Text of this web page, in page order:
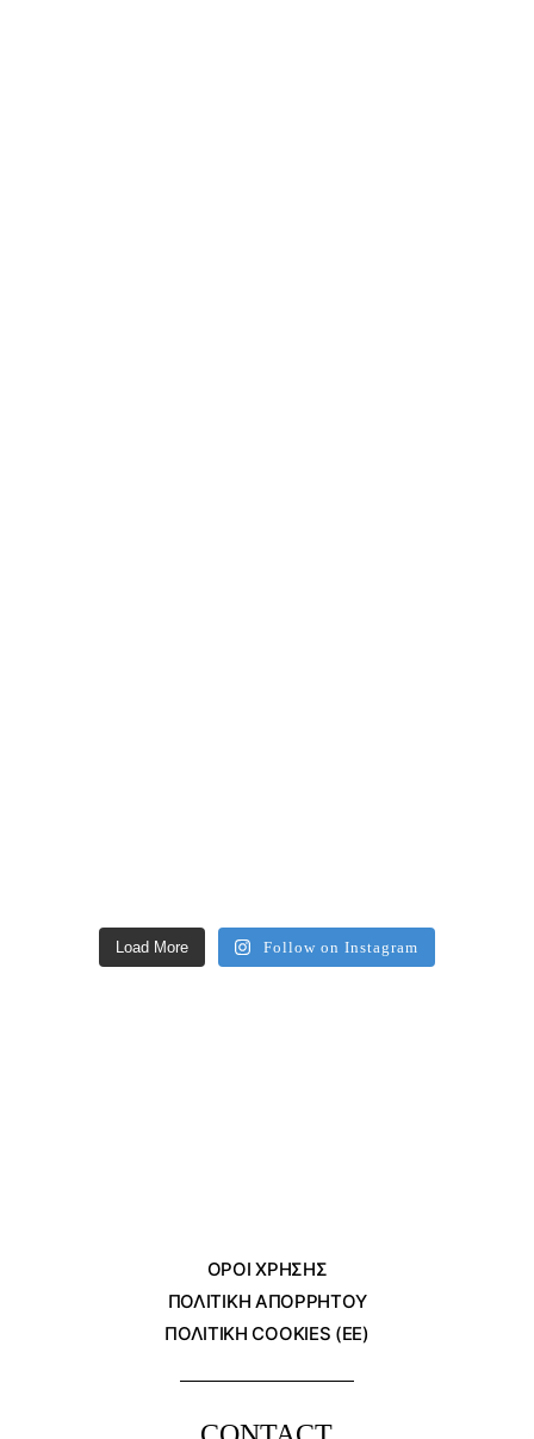
Load More Follow on Instagram
ΌΡΟΙ ΧΡΗΣΗΣ
ΠΟΛΙΤΙΚΗ ΑΠΟΡΡΗΤΟΥ
ΠΟΛΙΤΙΚΗ COOKIES (ΕΕ)